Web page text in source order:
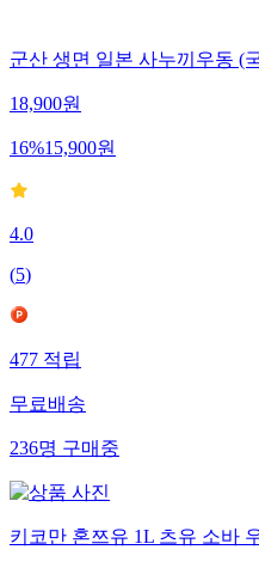
군산 생면 일본 사누끼우동 (
18,900원
16%15,900원
4.0
(5)
477적립
무료배송
236명구매중
키코만 혼쯔유 1L 츠유 소바